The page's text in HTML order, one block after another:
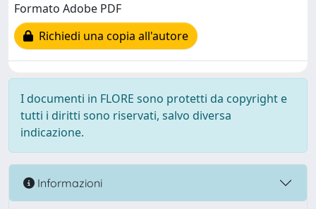
Formato Adobe PDF
Richiedi una copia all'autore
I documenti in FLORE sono protetti da copyright e
tutti i diritti sono riservati, salvo diversa
indicazione.
Informazioni